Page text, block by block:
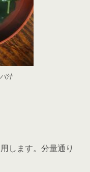
汁
します。分量通り